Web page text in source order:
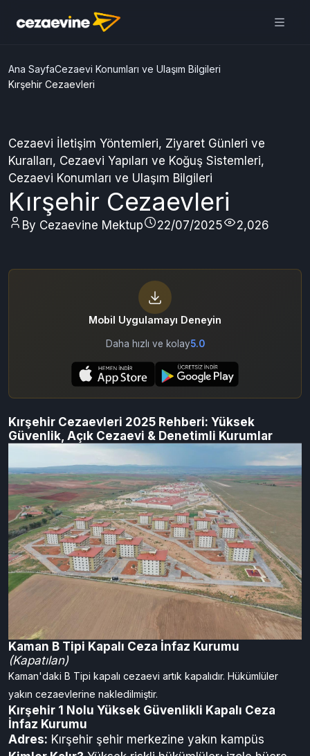
Cezaevine Mektup | Online
Mektup Yazdır ve Cezaevine
uygulamamızı kullanın
Ana Sayfa Cezaevi Konumları ve Ulaşım Bilgileri
Kırşehir Cezaevleri
Cezaevi İletişim Yöntemleri, Ziyaret Günleri ve
Kuralları,Cezaevi Yapıları ve Koğuş Sistemleri,
Kırşehir Cezaevleri
By Cezaevine Mektup 22/07/2025
Mobil Uygulamayı Deneyin
Kırşehir Cezaevleri 2025 Rehberi: Yüksek
Güvenlik, Açık Cezaevi & Denetimli Kurumlar
Kaman B Tipi Kapalı Ceza İnfaz Kurumu
(Kapatılan)
Kaman'daki B Tipi kapalı cezaevi artık kapalıdır. Hükümlüler